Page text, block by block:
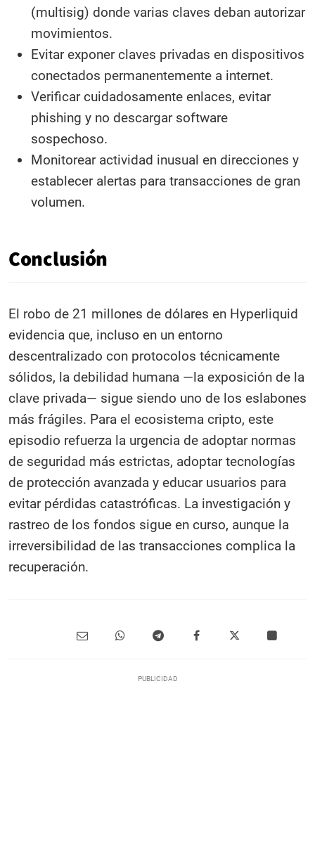
(multisig) donde varias claves deban autorizar
movimientos.
Evitar exponer claves privadas en dispositivos
conectados permanentemente a internet.
Verificar cuidadosamente enlaces, evitar
phishing y no descargar software
sospechoso.
Monitorear actividad inusual en direcciones y
establecer alertas para transacciones de gran
volumen.
Conclusión
El robo de 21 millones de dólares en Hyperliquid
evidencia que, incluso en un entorno
descentralizado con protocolos técnicamente
sólidos, la debilidad humana —la exposición de la
clave privada— sigue siendo uno de los eslabones
más frágiles. Para el ecosistema cripto, este
episodio refuerza la urgencia de adoptar normas
de seguridad más estrictas, adoptar tecnologías
de protección avanzada y educar usuarios para
evitar pérdidas catastróficas. La investigación y
rastreo de los fondos sigue en curso, aunque la
irreversibilidad de las transacciones complica la
recuperación.